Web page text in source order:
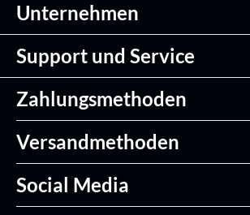
Unternehmen
Support und Service
Zahlungsmethoden
Versandmethoden
Social Media